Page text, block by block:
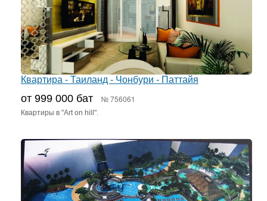
Квартира - Таиланд - Чонбури - Паттайя
от 999 000 бат № 756061
Квартиры в "Art on hill".